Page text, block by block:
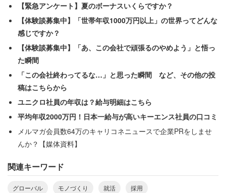
【緊急アンケート】夏のボーナスいくらですか？
【体験談募集中】「世帯年収1000万円以上」の世界ってどんな
感じですか？
【体験談募集中】「あ、この会社で頑張るのやめよう」と悟っ
た瞬間
「この会社終わってるな…」と思った瞬間 など、その他の投
稿はこちらから
ユニクロ社員の年収は？給与明細はこちら
平均年収2000万円！日本一給与が高いキーエンス社員の口コミ
メルマガ会員数64万のキャリコネニュースで企業PRをしませ
んか？【媒体資料】
関連キーワード
グローバル モノづくり 就活 採用